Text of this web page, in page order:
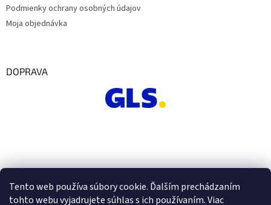
Tento web používa súbory cookie. Ďalším prechádzaním
tohto webu vyjadrujete súhlas s ich používaním. Viac
Podmienky ochrany osobných údajov
Moja objednávka
DOPRAVA